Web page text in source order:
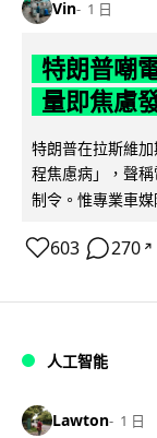
Vin 1 日
特朗普嘲
量即焦慮
特朗普在拉斯維
程焦慮病」，聲
制令。惟專業車
603 270 ↗
人工智能
Lawton 1 日